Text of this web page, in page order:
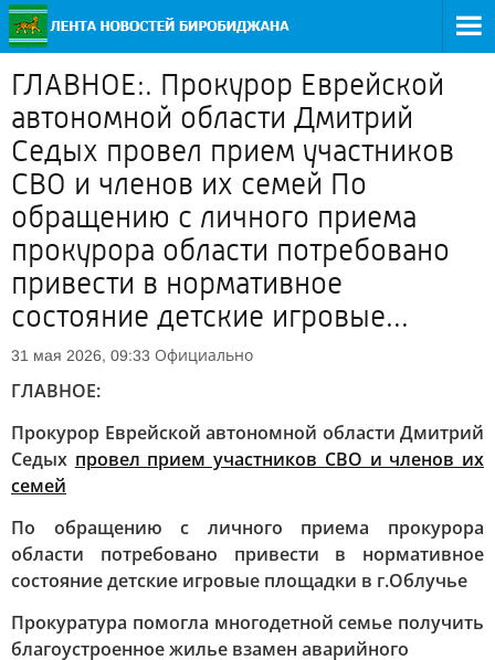
ГЛАВНОЕ:. Прокурор Еврейской
автономной области Дмитрий
Седых провел прием участников
СВО и членов их семей По
обращению с личного приема
прокурора области потребовано
привести в нормативное
состояние детские игровые...
31 мая 2026, 09:33 Официально
ГЛАВНОЕ:
Прокурор Еврейской автономной области Дмитрий
Седых провел прием участников СВО и членов их
семей
По обращению с личного приема прокурора
области потребовано привести в нормативное
состояние детские игровые площадки в г.Облучье
Прокуратура помогла многодетной семье получить
благоустроенное жилье взамен аварийного